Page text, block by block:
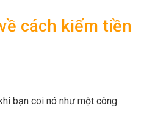
cách kiếm tiền
bạn coi nó như một công